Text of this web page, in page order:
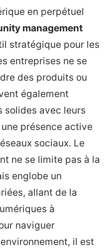
en perpétuel
management
stratégique pour les
entreprises ne se
des produits ou
également
solides avec leurs
présence active
sociaux. Le
ne se limite pas à la
englobe un
allant de la
à
naviguer
il est